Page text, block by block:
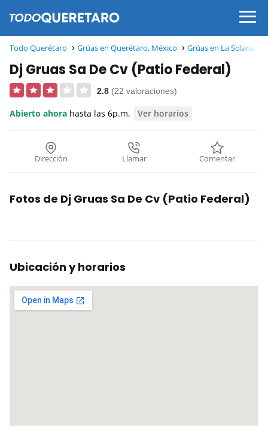
Todo Querétaro Grúas en Querétaro, México Grúas en La Solana,
Dj Gruas Sa De Cv (Patio Federal)
2.8 (22 valoraciones)
Abierto ahora hasta las 6p.m. Ver horarios
Dirección Llamar Comentar
Fotos de Dj Gruas Sa De Cv (Patio Federal)
Ubicación y horarios